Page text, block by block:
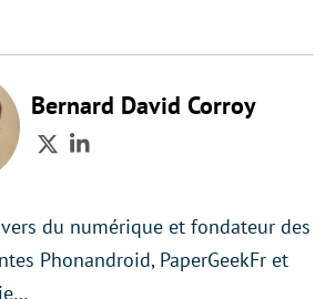
Bernard David Corroy
TwitterLinkedIn
du numérique et fondateur des
Phonandroid, PaperGeekFr et